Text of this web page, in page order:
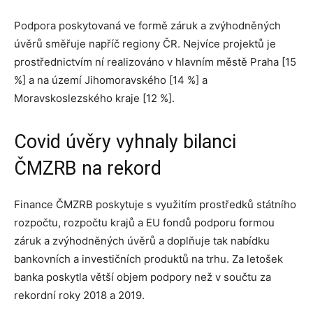
Podpora poskytovaná ve formě záruk a zvýhodněných
úvěrů směřuje napříč regiony ČR. Nejvíce projektů je
prostřednictvím ní realizováno v hlavním městě Praha [15
%] a na území Jihomoravského [14 %] a
Moravskoslezského kraje [12 %].
Covid úvěry vyhnaly bilanci
ČMZRB na rekord
Finance ČMZRB poskytuje s využitím prostředků státního
rozpočtu, rozpočtu krajů a EU fondů podporu formou
záruk a zvýhodněných úvěrů a doplňuje tak nabídku
bankovních a investičních produktů na trhu. Za letošek
banka poskytla větší objem podpory než v součtu za
rekordní roky 2018 a 2019.